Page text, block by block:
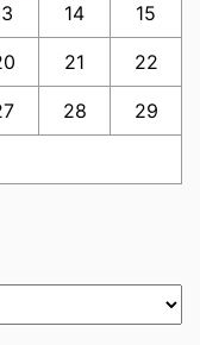
14 15
21 22
28 29